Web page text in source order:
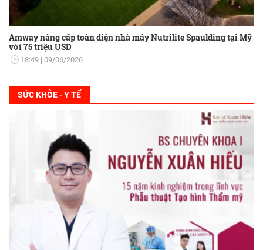
Amway nâng cấp toàn diện nhà máy Nutrilite Spaulding tại Mỹ
với 75 triệu USD
18:49 09/06/2026
SỨC KHỎE - Y TẾ